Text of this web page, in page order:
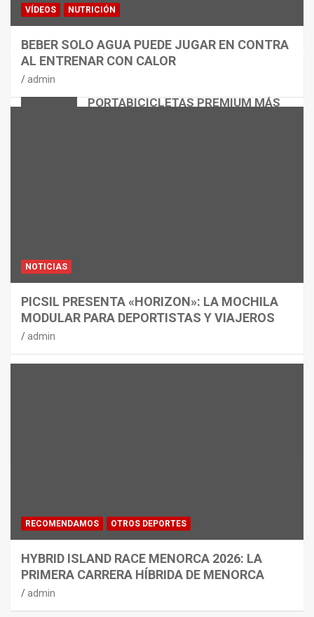
PORTABICICLETAS PREMIUM MÁS
VÍDEOS NUTRICIÓN
BEBER SOLO AGUA PUEDE JUGAR EN CONTRA
AL ENTRENAR CON CALOR
admin
NOTICIAS
PICSIL PRESENTA «HORIZON»: LA MOCHILA
MODULAR PARA DEPORTISTAS Y VIAJEROS
admin
RECOMENDAMOS OTROS DEPORTES
HYBRID ISLAND RACE MENORCA 2026: LA
PRIMERA CARRERA HÍBRIDA DE MENORCA
admin